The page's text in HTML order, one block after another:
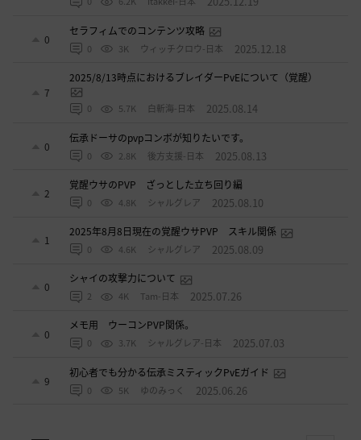
0
セラフィムでのコンテンツ攻略
0 3K ウィッチクロウ-日本 2025.12.18
7
2025/8/13時点におけるブレイダーPvEについて（覚醒）
0 5.7K 白斬海-日本 2025.08.14
0
伝承ドーサのpvpコンボが知りたいです。
0 2.8K 後方支援-日本 2025.08.13
2
覚醒ウサのPVP ざっとした立ち回り編
0 4.8K シャルグレア 2025.08.10
1
2025年8月8日現在の覚醒ウサPVP スキル関係
0 4.6K シャルグレア 2025.08.09
0
シャイの攻撃力について
2 4K Tam-日本 2025.07.26
0
メモ用 ウーコンPVP関係。
0 3.7K シャルグレア-日本 2025.07.03
9
初心者でも分かる伝承ミスティックPvEガイド
0 5K ゆのみっく 2025.06.26